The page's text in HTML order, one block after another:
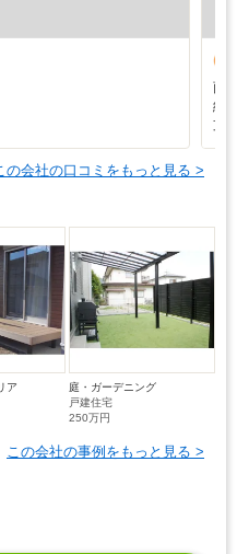
雨
納
支
の会社の口コミをもっと見る >
ア
庭・ガーデニング
戸建住宅
250万円
この会社の事例をもっと見る >